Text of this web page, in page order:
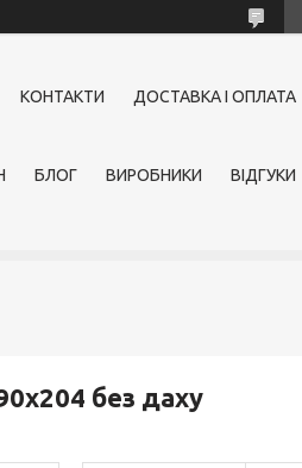
КОНТАКТИ ДОСТАВКА І ОПЛАТА
БЛОГ ВИРОБНИКИ ВІДГУКИ
без даху